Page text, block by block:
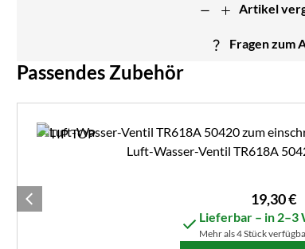
Artikel
Fragen zum
Passendes Zubehör
Zubehör überspringen
Luft-Wasser-Ventil TR618A
19,30€
Lieferbar – in 2–3
Mehr als 4 Stück